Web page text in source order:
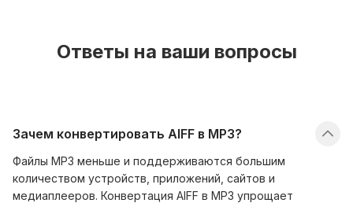
Ответы на ваши вопросы
Зачем конвертировать AIFF в MP3?
Файлы MP3 меньше и поддерживаются большим
количеством устройств, приложений, сайтов и
медиаплееров. Конвертация AIFF в MP3 упрощает